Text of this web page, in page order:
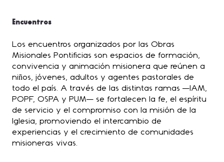
Encuentros
Los encuentros organizados por las Obras
Misionales Pontificias son espacios de formación,
convivencia y animación misionera que reúnen a
niños, jóvenes, adultos y agentes pastorales de
todo el país. A través de las distintas ramas —IAM,
POPF, OSPA y PUM— se fortalecen la fe, el espíritu
de servicio y el compromiso con la misión de la
Iglesia, promoviendo el intercambio de
experiencias y el crecimiento de comunidades
misioneras vivas.